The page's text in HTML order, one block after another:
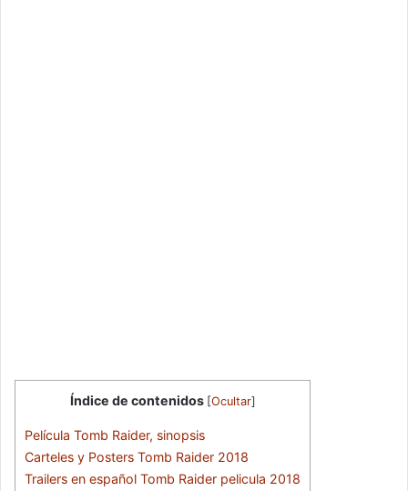
Índice de contenidos [Ocultar]
Película Tomb Raider, sinopsis
Carteles y Posters Tomb Raider 2018
Trailers en español Tomb Raider pelicula 2018